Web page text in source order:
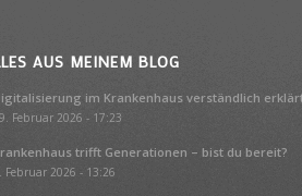
AUS MEINEM BLOG
im Krankenhaus verständlich
Februar 2026 - 17:23
trifft Generationen – bist du bereit?
Februar 2026 - 13:26